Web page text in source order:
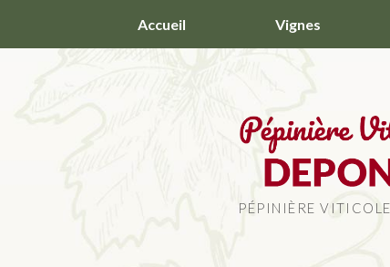
contenu
Accueil Vignes
PÉPINIÈRE